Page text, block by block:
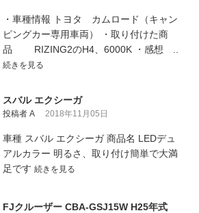
・車種情報 トヨタ カムロード（キャン
ピングカー専用車両） ・取り付けた商
品 RIZING2のH4、6000K ・感想 ..
続きを見る
スバル エクシーガ
投稿者 A 2018年11月05日
車種 スバル エクシーガ 商品名 LEDデュ
アルカラー 明るさ、取り付け簡単で大満
足です 続きを見る
FJクルーザー CBA-GSJ15W H25年式